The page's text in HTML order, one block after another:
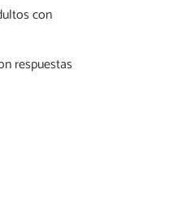
con
respuestas